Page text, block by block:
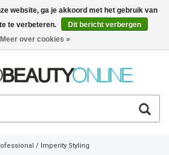
Nederlands €
/ Imperity Styling
website, ga je akkoord met het gebruik van
te verbeteren.
Dit bericht verbergen
Meer over cookies »